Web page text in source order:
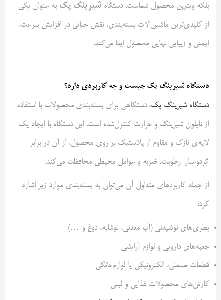
بلکه ویترین محصول شماست. دستگاه شیرینگ پک به عنوان یکی
از کلیدی‌ترین ماشین‌آلات بسته‌بندی، نقش حیاتی در افزایش سرعت،
ایمنی و زیبایی نهایی محصول ایفا می‌کند.
دستگاه شیرینگ پک چیست و چه کاربردی دارد؟
دستگاه شیرینگ پک، دستگاهی برای بسته‌بندی محصولات با استفاده
از نایلون شیرینگ و حرارت کنترل‌شده است. این دستگاه با ایجاد یک
لایه‌ی نازک و مقاوم از پلاستیک بر روی محصول، از آن در برابر
گردوغبار، رطوبت، ضربه و عوامل محیطی محافظت می‌کند.
از جمله کاربردهای متداول آن می‌توان به بسته‌بندی موارد زیر اشاره
کرد:
بطری‌های نوشیدنی (آب معدنی، نوشابه، دوغ و …)
جعبه‌های دارویی و لوازم آرایشی
قطعات صنعتی، الکترونیکی یا لوازم‌خانگی
کارتن‌های محصولات غذایی و لبنی